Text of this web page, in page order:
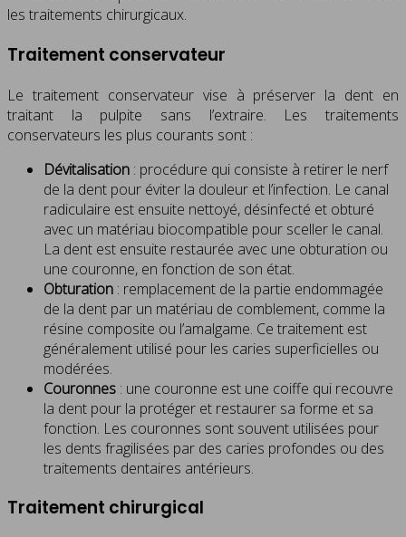
les traitements chirurgicaux.
Traitement conservateur
Le traitement conservateur vise à préserver la dent en
traitant la pulpite sans l’extraire. Les traitements
conservateurs les plus courants sont :
Dévitalisation : procédure qui consiste à retirer le nerf
de la dent pour éviter la douleur et l’infection. Le canal
radiculaire est ensuite nettoyé, désinfecté et obturé
avec un matériau biocompatible pour sceller le canal.
La dent est ensuite restaurée avec une obturation ou
une couronne, en fonction de son état.
Obturation : remplacement de la partie endommagée
de la dent par un matériau de comblement, comme la
résine composite ou l’amalgame. Ce traitement est
généralement utilisé pour les caries superficielles ou
modérées.
Couronnes : une couronne est une coiffe qui recouvre
la dent pour la protéger et restaurer sa forme et sa
fonction. Les couronnes sont souvent utilisées pour
les dents fragilisées par des caries profondes ou des
traitements dentaires antérieurs.
Traitement chirurgical